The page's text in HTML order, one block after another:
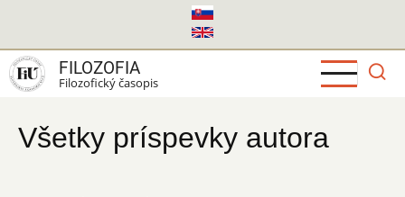
hlavný
obsah
FILOZOFIA
Filozofický časopis
Všetky príspevky autora